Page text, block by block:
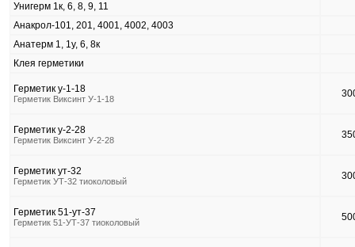
Унигерм 1к, 6, 8, 9, 11
Анакрол-101, 201, 4001, 4002, 4003
Анатерм 1, 1у, 6, 8к
Клея герметики
Герметик у-1-18
Герметик Виксинт У-1-18
Герметик у-2-28
Герметик Виксинт У-2-28
Герметик ут-32
Герметик УТ-32 тиоколовый
Герметик 51-ут-37
Герметик 51-УТ-37 тиоколовый